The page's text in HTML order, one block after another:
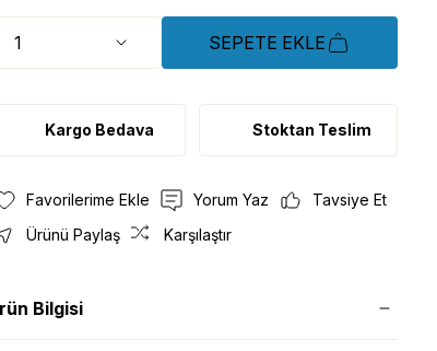
SEPETE EKLE
Kargo Bedava Stoktan Teslim
Yorum Yaz
Tavsiye Et
Ürünü Paylaş
Karşılaştır
Bilgisi